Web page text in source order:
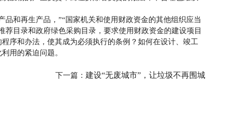
和再生产品，”“国家机关和使用财政资金的其他组织应当
目录和政府绿色采购目录，要求使用财政资金的建设项目
序和办法，使其成为必须执行的条例？如何在设计、竣工
用的紧迫问题。
下一篇： 建设“无废城市”，让垃圾不再围城